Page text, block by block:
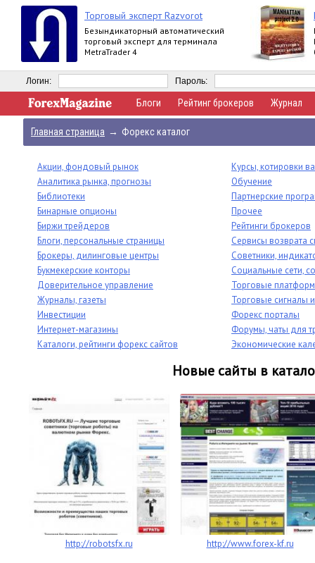
Торговый эксперт Razvorot
Безындикаторный автоматический
торговый эксперт для терминала
MetraTrader 4
Логин: Пароль:
Блоги Рейтинг брокеров Журнал
Главная страница → Форекс каталог
Акции, фондовый рынок
Аналитика рынка, прогнозы
Библиотеки
Бинарные опционы
Биржи трейдеров
Блоги, персональные страницы
Брокеры, дилинговые центры
Букмекерские конторы
Доверительное управление
Журналы, газеты
Инвестиции
Интернет-магазины
Каталоги, рейтинги форекс сайтов
Курсы, котировки
Обучение
Партнерские
Прочее
Рейтинги брокеров
Сервисы возврата
Советники,
Социальные сети,
Торговые
Торговые сигналы и
Форекс порталы
Форумы, чаты для
Экономические
Новые сайты в
http://robotsfx.ru http://www.forex-kf.ru